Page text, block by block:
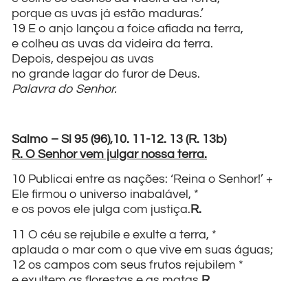
porque as uvas já estão maduras.’
19 E o anjo lançou a foice afiada na terra,
e colheu as uvas da videira da terra.
Depois, despejou as uvas
no grande lagar do furor de Deus.
Palavra do Senhor.
Salmo – Sl 95 (96),10. 11-12. 13 (R. 13b)
R. O Senhor vem julgar nossa terra.
10 Publicai entre as nações: ‘Reina o Senhor!’ +
Ele firmou o universo inabalável, *
e os povos ele julga com justiça.R.
11 O céu se rejubile e exulte a terra, *
aplauda o mar com o que vive em suas águas;
12 os campos com seus frutos rejubilem *